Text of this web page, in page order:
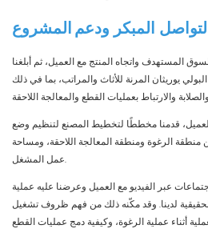
التواصل المبكر ودعم المشروع
المستهدف واتجاه المنتج مع العميل، ثم أبلغنا
يوريثان المرنة للأثاث والمراتب، بما في ذلك
قدمنا ​​مخططًا لتخطيط المصنع لتنظيم وضع
منطقة الرغوة ومنطقة المعالجة اللاحقة، ومساحة
عمل المشغل.
عبر الفيديو مع العميل وعرضنا عليه عملية
الحقيقية لدينا. وقد مكّنه ذلك من فهم ظروف تشغيل
أثناء عملية الرغوة، وكيفية دمج عمليات القطع